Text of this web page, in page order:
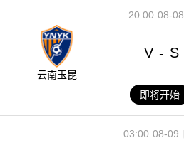
08-08
20:00
云南玉昆
V - S
即将开始
08-09
03:00